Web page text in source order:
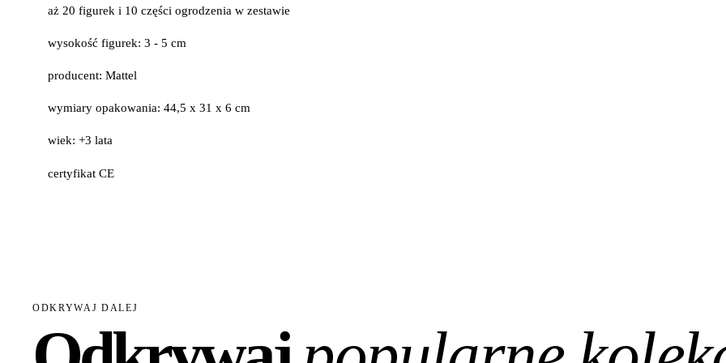
aż 20 figurek i 10 części ogrodzenia w zestawie
wysokość figurek: 3 - 5 cm
producent: Mattel
wymiary opakowania: 44,5 x 31 x 6 cm
wiek: +3 lata
certyfikat CE
ODKRYWAJ DALEJ